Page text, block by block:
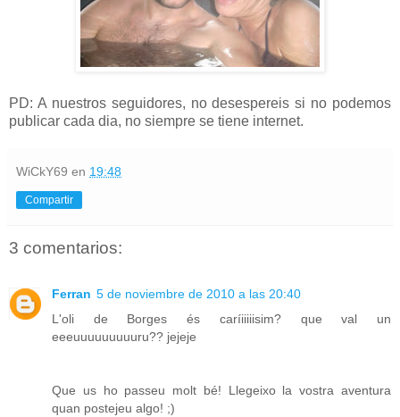
PD: A nuestros seguidores, no desespereis si no podemos
publicar cada dia, no siempre se tiene internet.
WiCkY69 en 19:48
Compartir
3 comentarios:
Ferran 5 de noviembre de 2010 a las 20:40
L'oli de Borges és caríiiiiisim? que val un
eeeuuuuuuuuuru?? jejeje
Que us ho passeu molt bé! Llegeixo la vostra aventura
quan postejeu algo! ;)